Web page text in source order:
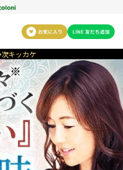
キッカケ